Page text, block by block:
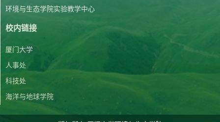
环境与生态学院实验教学中心
校内链接
厦门大学
人事处
科技处
海洋与地球学院